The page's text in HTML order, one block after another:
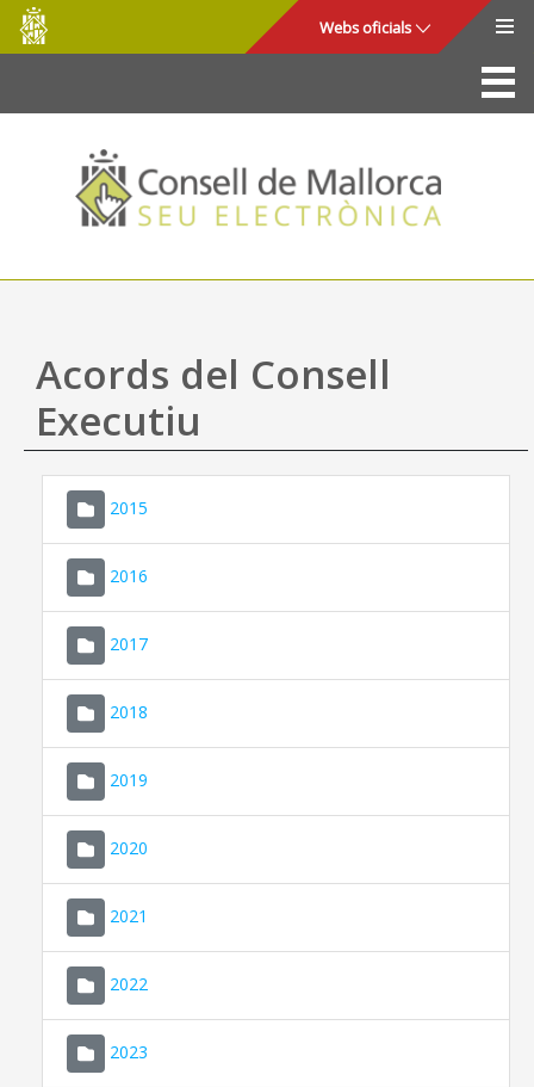
Salta al contingut principal
Consell
de
Mallorca
Webs oficials
La Seu
Consell de Mallorca
Accés i seguretat
Utilitats
Ajuda
Acords del Consell
Executiu
2015
2016
2017
2018
2019
2020
2021
2022
2023